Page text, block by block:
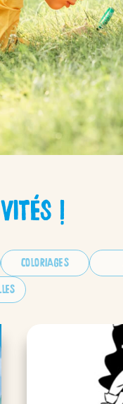
chocolat
Maxi
maxi
!
COLORIAGES